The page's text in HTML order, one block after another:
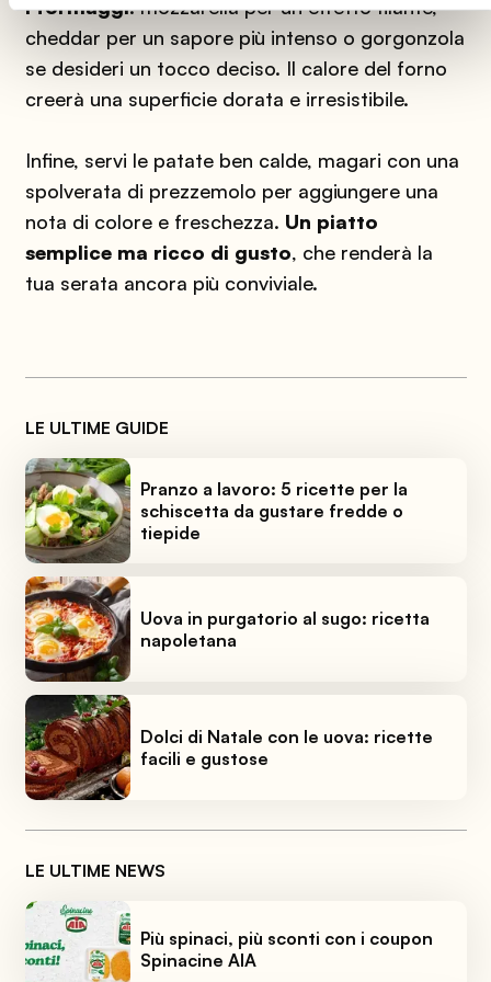
i formaggi: mozzarella per un effetto filante,
cheddar per un sapore più intenso o gorgonzola
se desideri un tocco deciso. Il calore del forno
creerà una superficie dorata e irresistibile.
Infine, servi le patate ben calde, magari con una
spolverata di prezzemolo per aggiungere una
nota di colore e freschezza. Un piatto
semplice ma ricco di gusto, che renderà la
tua serata ancora più conviviale.
LE ULTIME GUIDE
Pranzo a lavoro: 5 ricette per la
schiscetta da gustare fredde o
tiepide
Uova in purgatorio al sugo: ricetta
napoletana
Dolci di Natale con le uova: ricette
facili e gustose
LE ULTIME NEWS
Più spinaci, più sconti con i coupon
Spinacine AIA